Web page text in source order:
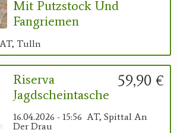
Mit Putzstock Und
Fangriemen
AT, Tulln
59,90 €
Riserva
Jagdscheintasche
16.04.2026 - 15:56 AT, Spittal An
Der Drau